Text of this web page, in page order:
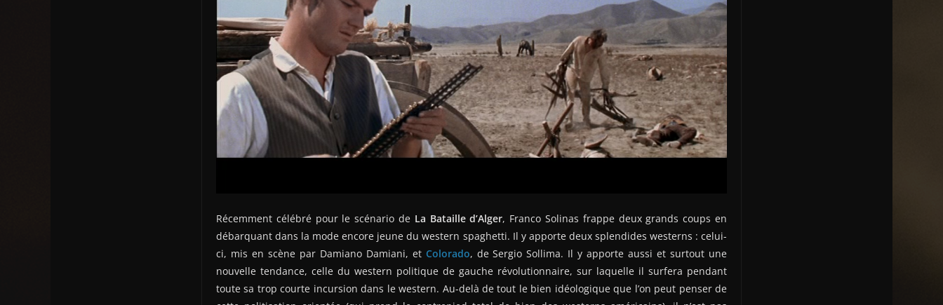
Récemment célébré pour le scénario de La Bataille d’Alger, Franco Solinas frappe deux grands coups en
débarquant dans la mode encore jeune du western spaghetti. Il y apporte deux splendides westerns : celui-
ci, mis en scène par Damiano Damiani, et Colorado, de Sergio Sollima. Il y apporte aussi et surtout une
nouvelle tendance, celle du western politique de gauche révolutionnaire, sur laquelle il surfera pendant
toute sa trop courte incursion dans le western. Au-delà de tout le bien idéologique que l’on peut penser de